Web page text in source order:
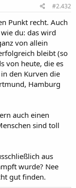
#2.432
Punkt recht. Auch
du: das wird
von allein
bleibt (so
von heute, die es
den Kurven die
Hamburg
auch einen
sind toll
aus
wurde? Nee
gut finden.